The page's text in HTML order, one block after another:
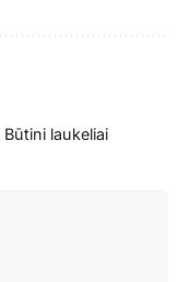
Būtini laukeliai